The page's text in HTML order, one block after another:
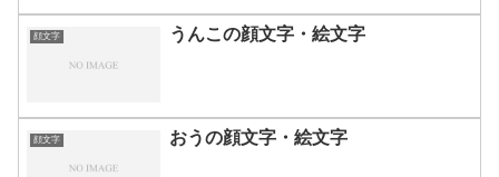
顔文字 うんこの顔文字・絵文字
顔文字 おうの顔文字・絵文字